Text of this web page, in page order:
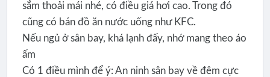
sắm thoải mái nhé, có điều giá hơi cao. Trong đó
cũng có bán đồ ăn nước uống như KFC.
Nếu ngủ ở sân bay, khá lạnh đấy, nhớ mang theo áo
ấm
Có 1 điều mình để ý: An ninh sân bay về đêm cực